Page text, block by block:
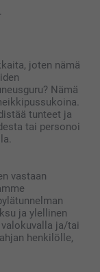
joten nämä
Nämä
tunteet ja
tai personoi
vastaan
ja ylellinen
ja/tai
henkilölle,